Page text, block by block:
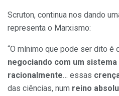
Scruton, continua nos dando
representa o Marxismo:
“O mínimo que pode ser dito é
negociando com um
racionalmente… essas
das ciências, num reino